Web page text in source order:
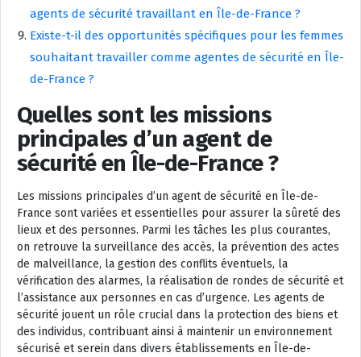
agents de sécurité travaillant en Île-de-France ?
Existe-t-il des opportunités spécifiques pour les femmes
souhaitant travailler comme agentes de sécurité en Île-
de-France ?
Quelles sont les missions
principales d’un agent de
sécurité en Île-de-France ?
Les missions principales d’un agent de sécurité en Île-de-
France sont variées et essentielles pour assurer la sûreté des
lieux et des personnes. Parmi les tâches les plus courantes,
on retrouve la surveillance des accès, la prévention des actes
de malveillance, la gestion des conflits éventuels, la
vérification des alarmes, la réalisation de rondes de sécurité et
l’assistance aux personnes en cas d’urgence. Les agents de
sécurité jouent un rôle crucial dans la protection des biens et
des individus, contribuant ainsi à maintenir un environnement
sécurisé et serein dans divers établissements en Île-de-